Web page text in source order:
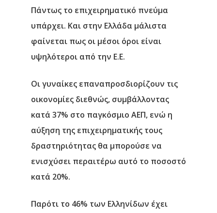
Πάντως το επιχειρηματικό πνεύμα
υπάρχει. Και στην Ελλάδα μάλιστα
φαίνεται πως οι μέσοι όροι είναι
υψηλότεροι από την Ε.Ε.
Οι γυναίκες επαναπροσδιορίζουν τις
οικονομίες διεθνώς, συμβάλλοντας
κατά 37% στο παγκόσμιο ΑΕΠ, ενώ η
αύξηση της επιχειρηματικής τους
δραστηριότητας θα μπορούσε να
ενισχύσει περαιτέρω αυτό το ποσοστό
κατά 20%.
Παρότι το 46% των Ελληνίδων έχει